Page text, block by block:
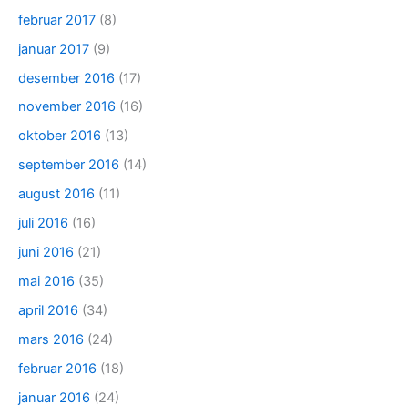
februar 2017 (8)
januar 2017 (9)
desember 2016 (17)
november 2016 (16)
oktober 2016 (13)
september 2016 (14)
august 2016 (11)
juli 2016 (16)
juni 2016 (21)
mai 2016 (35)
april 2016 (34)
mars 2016 (24)
februar 2016 (18)
januar 2016 (24)